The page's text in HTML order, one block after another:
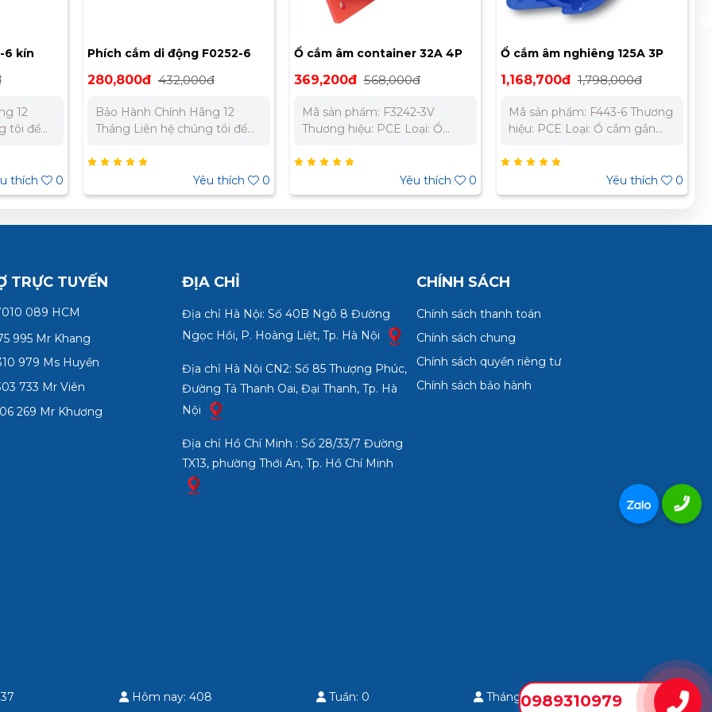
6 kín
12
tôi để
979
Nam:
332 980
thích 0
Phích cắm di động F0252-6
loại kín nước IP67 PCE 32A 5P
280,800đ 432,000đ
Bảo Hành Chính Hãng 12
Tháng Liên hệ chúng tôi để
án. Miền Bắc : 0989 310
979 – 0973 106 269 Miền
Nam: 0902 303 733 – 0945
Yêu thích 0
Ổ cắm âm container 32A 4P
440V 3H IP67 PCE F3242-3V
369,200đ 568,000đ
Mã sản phẩm: F3242-3V
Thương hiệu: PCE Loại: Ổ
Dòng điện: 32A Cực: 4P (4
cực) Điện áp: 440V Chỉ thị
thời gian nối đất: 3 giờ Chỉ số
Yêu thích 0
Ổ cắm âm nghiêng 125A 3P
400V 6H IP66/67 PCE F443-6
1,168,700đ 1,798,000đ
Mã sản phẩm: F443-6 Thương
hiệu: PCE Loại: Ổ cắm gắn
nghiêng Dòng điện: 125A
Cực: 3P (3 cực) Điện áp định
mức: 400V Vị trí cực tiếp địa:
Chất liệu: Polyamide 6 chống
Yêu thích 0
TRỰC TUYẾN
089 HCM
995 Mr Khang
979 Ms Huyền
733 Mr Viên
269 Mr Khương
ĐỊA CHỈ
Địa chỉ Hà Nội: Số 40B Ngõ 8 Đường
Ngọc Hồi, P. Hoàng Liệt, Tp. Hà Nội
Địa chỉ Hà Nội CN2: Số 85 Thượng Phúc,
Đường Tả Thanh Oai, Đại Thanh, Tp. Hà
Nội
Địa chỉ Hồ Chí Minh : Số 28/33/7 Đường
TX13, phường Thới An, Tp. Hồ Chí Minh
CHÍNH SÁCH
Chính sách thanh toán
Chính sách chung
Chính sách quyền riêng tư
Chính sách bảo hành
Hôm nay: 408 Tuần: 0 Tháng: 0 Tổng: 0
0989310979